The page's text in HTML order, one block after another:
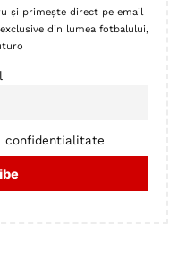
și primește direct pe email
din lumea fotbalului,
confidentialitate